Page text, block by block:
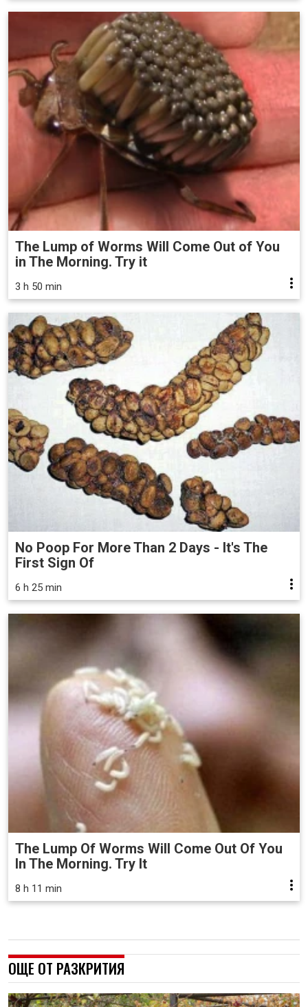
The Lump of Worms Will Come Out of You
in The Morning. Try it
3 h 50 min
No Poop For More Than 2 Days - It's The
First Sign Of
6 h 25 min
The Lump Of Worms Will Come Out Of You
In The Morning. Try It
8 h 11 min
ОЩЕ ОТ РАЗКРИТИЯ